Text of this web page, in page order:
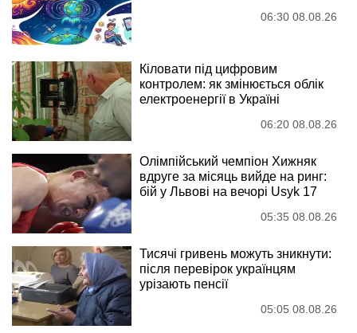
06:30 08.08.26
Кіловати під цифровим
контролем: як змінюється облік
електроенергії в Україні
06:20 08.08.26
Олімпійський чемпіон Хижняк
вдруге за місяць вийде на ринг:
бій у Львові на вечорі Usyk 17
05:35 08.08.26
Тисячі гривень можуть зникнути:
після перевірок українцям
урізають пенсії
05:05 08.08.26